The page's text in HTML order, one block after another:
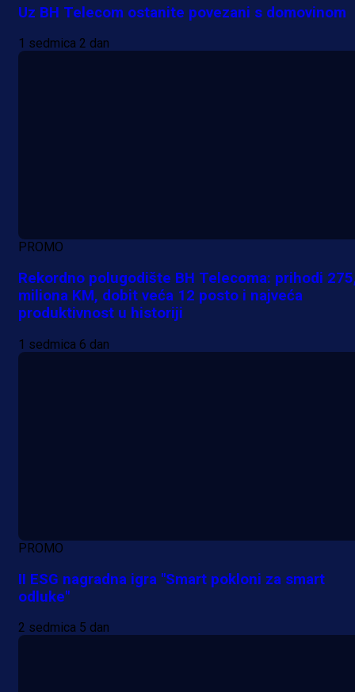
Uz BH Telecom ostanite povezani s domovinom
1 sedmica 2 dan
PROMO
Rekordno polugodište BH Telecoma: prihodi
miliona KM, dobit veća 12 posto i najveća
produktivnost u historiji
1 sedmica 6 dan
PROMO
II ESG nagradna igra "Smart pokloni za smart
odluke"
2 sedmica 5 dan